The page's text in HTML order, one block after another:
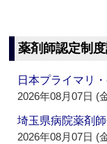
薬剤師認定制
日本プライマリ
2026年08月07日 (
埼玉県病院薬剤
2026年08月07日 (